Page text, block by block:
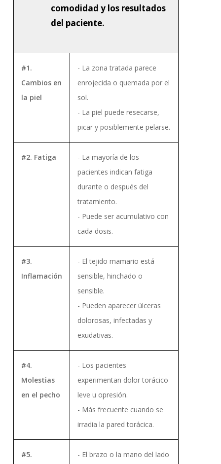
comodidad y los resultados
del paciente.
#1.
Cambios en
la piel
- La zona tratada parece
enrojecida o quemada por el
sol.
- La piel puede resecarse,
picar y posiblemente pelarse.
#2. Fatiga
- La mayoría de los
pacientes indican fatiga
durante o después del
tratamiento.
- Puede ser acumulativo con
cada dosis.
#3.
Inflamación
- El tejido mamario está
sensible, hinchado o
sensible.
- Pueden aparecer úlceras
dolorosas, infectadas y
exudativas.
#4.
Molestias
en el pecho
- Los pacientes
experimentan dolor torácico
leve u opresión.
- Más frecuente cuando se
irradia la pared torácica.
#5.
- El brazo o la mano del lado